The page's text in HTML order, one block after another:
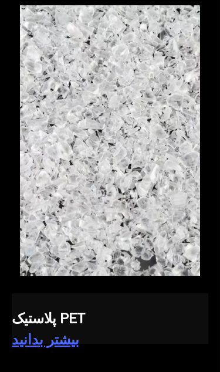
پلاستیک PET
بیشتر بدانید